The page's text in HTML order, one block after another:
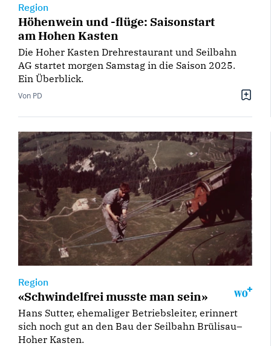
Region
Höhenwein und -flüge: Saisonstart
am Hohen Kasten
Die Hoher Kasten Drehrestaurant und Seilbahn
AG startet morgen Samstag in die Saison 2025.
Ein Überblick.
Von PD
Region
«Schwindelfrei musste man sein»
Hans Sutter, ehemaliger Betriebsleiter, erinnert
sich noch gut an den Bau der Seilbahn Brülisau–
Hoher Kasten.